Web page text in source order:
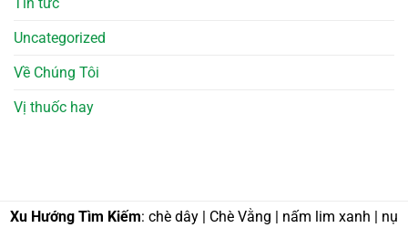
Tin tức
Uncategorized
Về Chúng Tôi
Vị thuốc hay
Xu Hướng Tìm Kiếm: chè dây | Chè Vằng | nấm lim xanh | nụ